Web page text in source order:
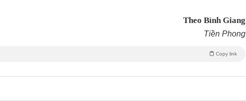
Theo Bình Giang
Tiền Phong
Copy link